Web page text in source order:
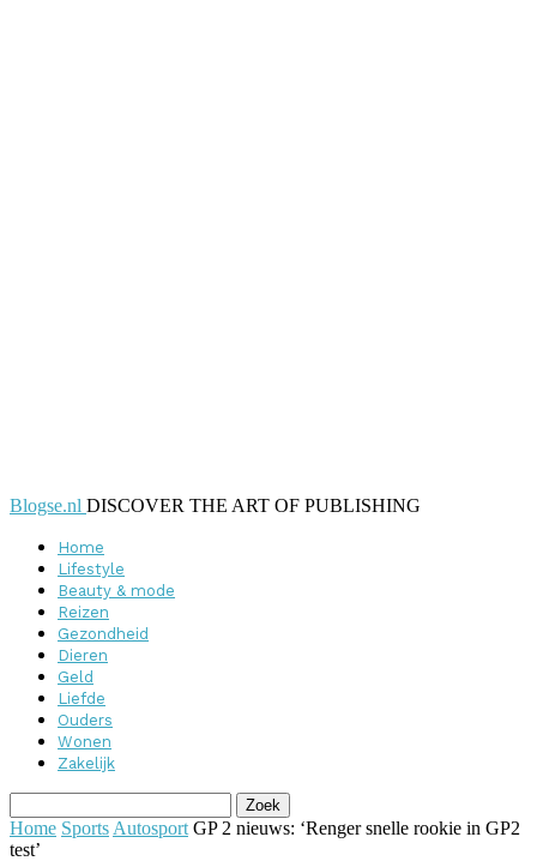
Blogse.nl DISCOVER THE ART OF PUBLISHING
Home
Lifestyle
Beauty & mode
Reizen
Gezondheid
Dieren
Geld
Liefde
Ouders
Wonen
Zakelijk
Home Sports Autosport GP 2 nieuws: ‘Renger snelle rookie in GP2
test’